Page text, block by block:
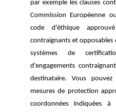
par exemple les clauses
Commission Européenne
code d'éthique approuvé
contraignants et opposables
systèmes de
d'engagements
destinataire. Vous
mesures de protection
coordonnées indiquées